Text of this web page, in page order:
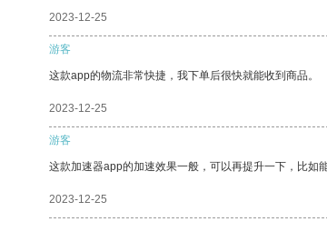
2023-12-25
游客
这款app的物流非常快捷，我下单后很快就能收到商品。
2023-12-25
游客
这款加速器app的加速效果一般，可以再提升一下，比如
2023-12-25